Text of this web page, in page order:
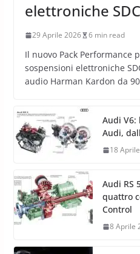
elettroniche
29 Aprile 2026 6 min read
Il nuovo Pack Performance
sospensioni elettroniche
audio Harman Kardon da
Audi V6:
Audi,
18
Audi RS
quattro
Control
8 Aprile